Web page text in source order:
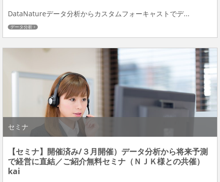
DataNatureデータ分析からカスタムフォーキャストでデ...
データ分析
セミナ
【セミナ】開催済み/３月開催）データ分析から将来予測
で経営に直結／ご紹介無料セミナ（ＮＪＫ様との共催）
kai